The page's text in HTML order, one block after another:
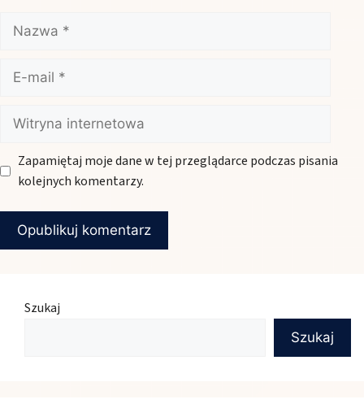
Nazwa
mail
Witryna
internetowa
Zapamiętaj moje dane w tej przeglądarce podczas pisania
kolejnych komentarzy.
Szukaj
Szukaj